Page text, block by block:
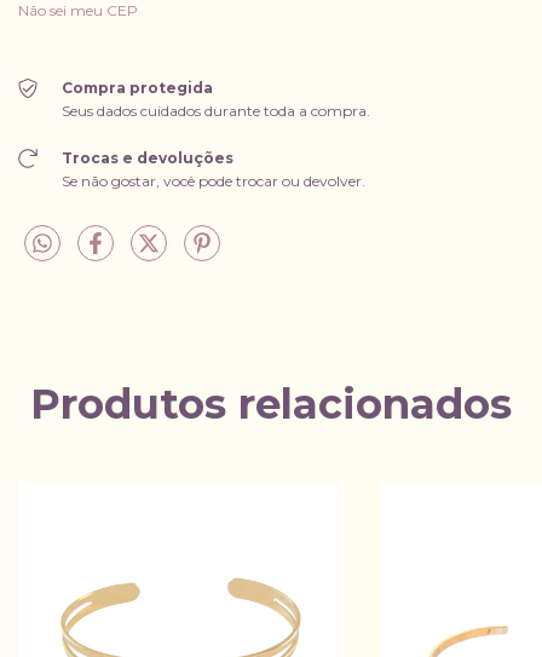
Não sei meu CEP
Compra protegida
Seus dados cuidados durante toda a compra.
Trocas e devoluções
Se não gostar, você pode trocar ou devolver.
Produtos relacionados